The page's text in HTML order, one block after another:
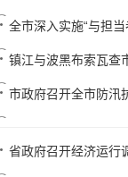
全市深入实施“与担
镇江与波黑布索瓦查
市政府召开全市防汛
省政府召开经济运行